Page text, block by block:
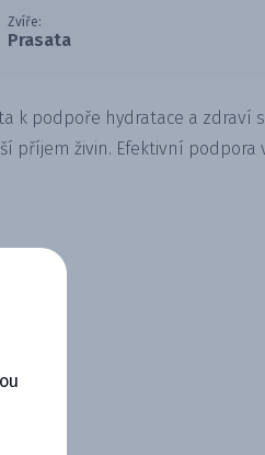
Zvíře:
Prasata
k podpoře hydratace a zdraví
příjem živin. Efektivní podpora